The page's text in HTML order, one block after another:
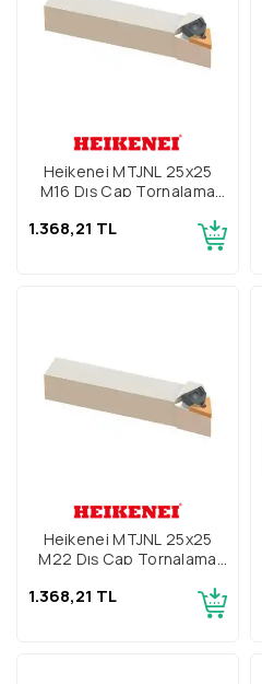
Heikenei MTJNL 25x25
M16 Dış Çap Tornalama
1.368,21 TL
Heikenei MTJNL 25x25
M22 Dış Çap Tornalama
1.368,21 TL